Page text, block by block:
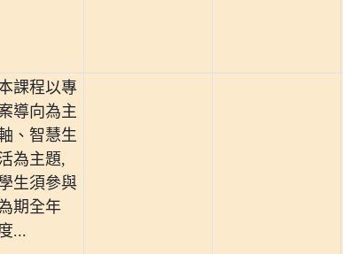
課程以專
導向為主
、智慧生
為主題,
生須參與
期全年
...